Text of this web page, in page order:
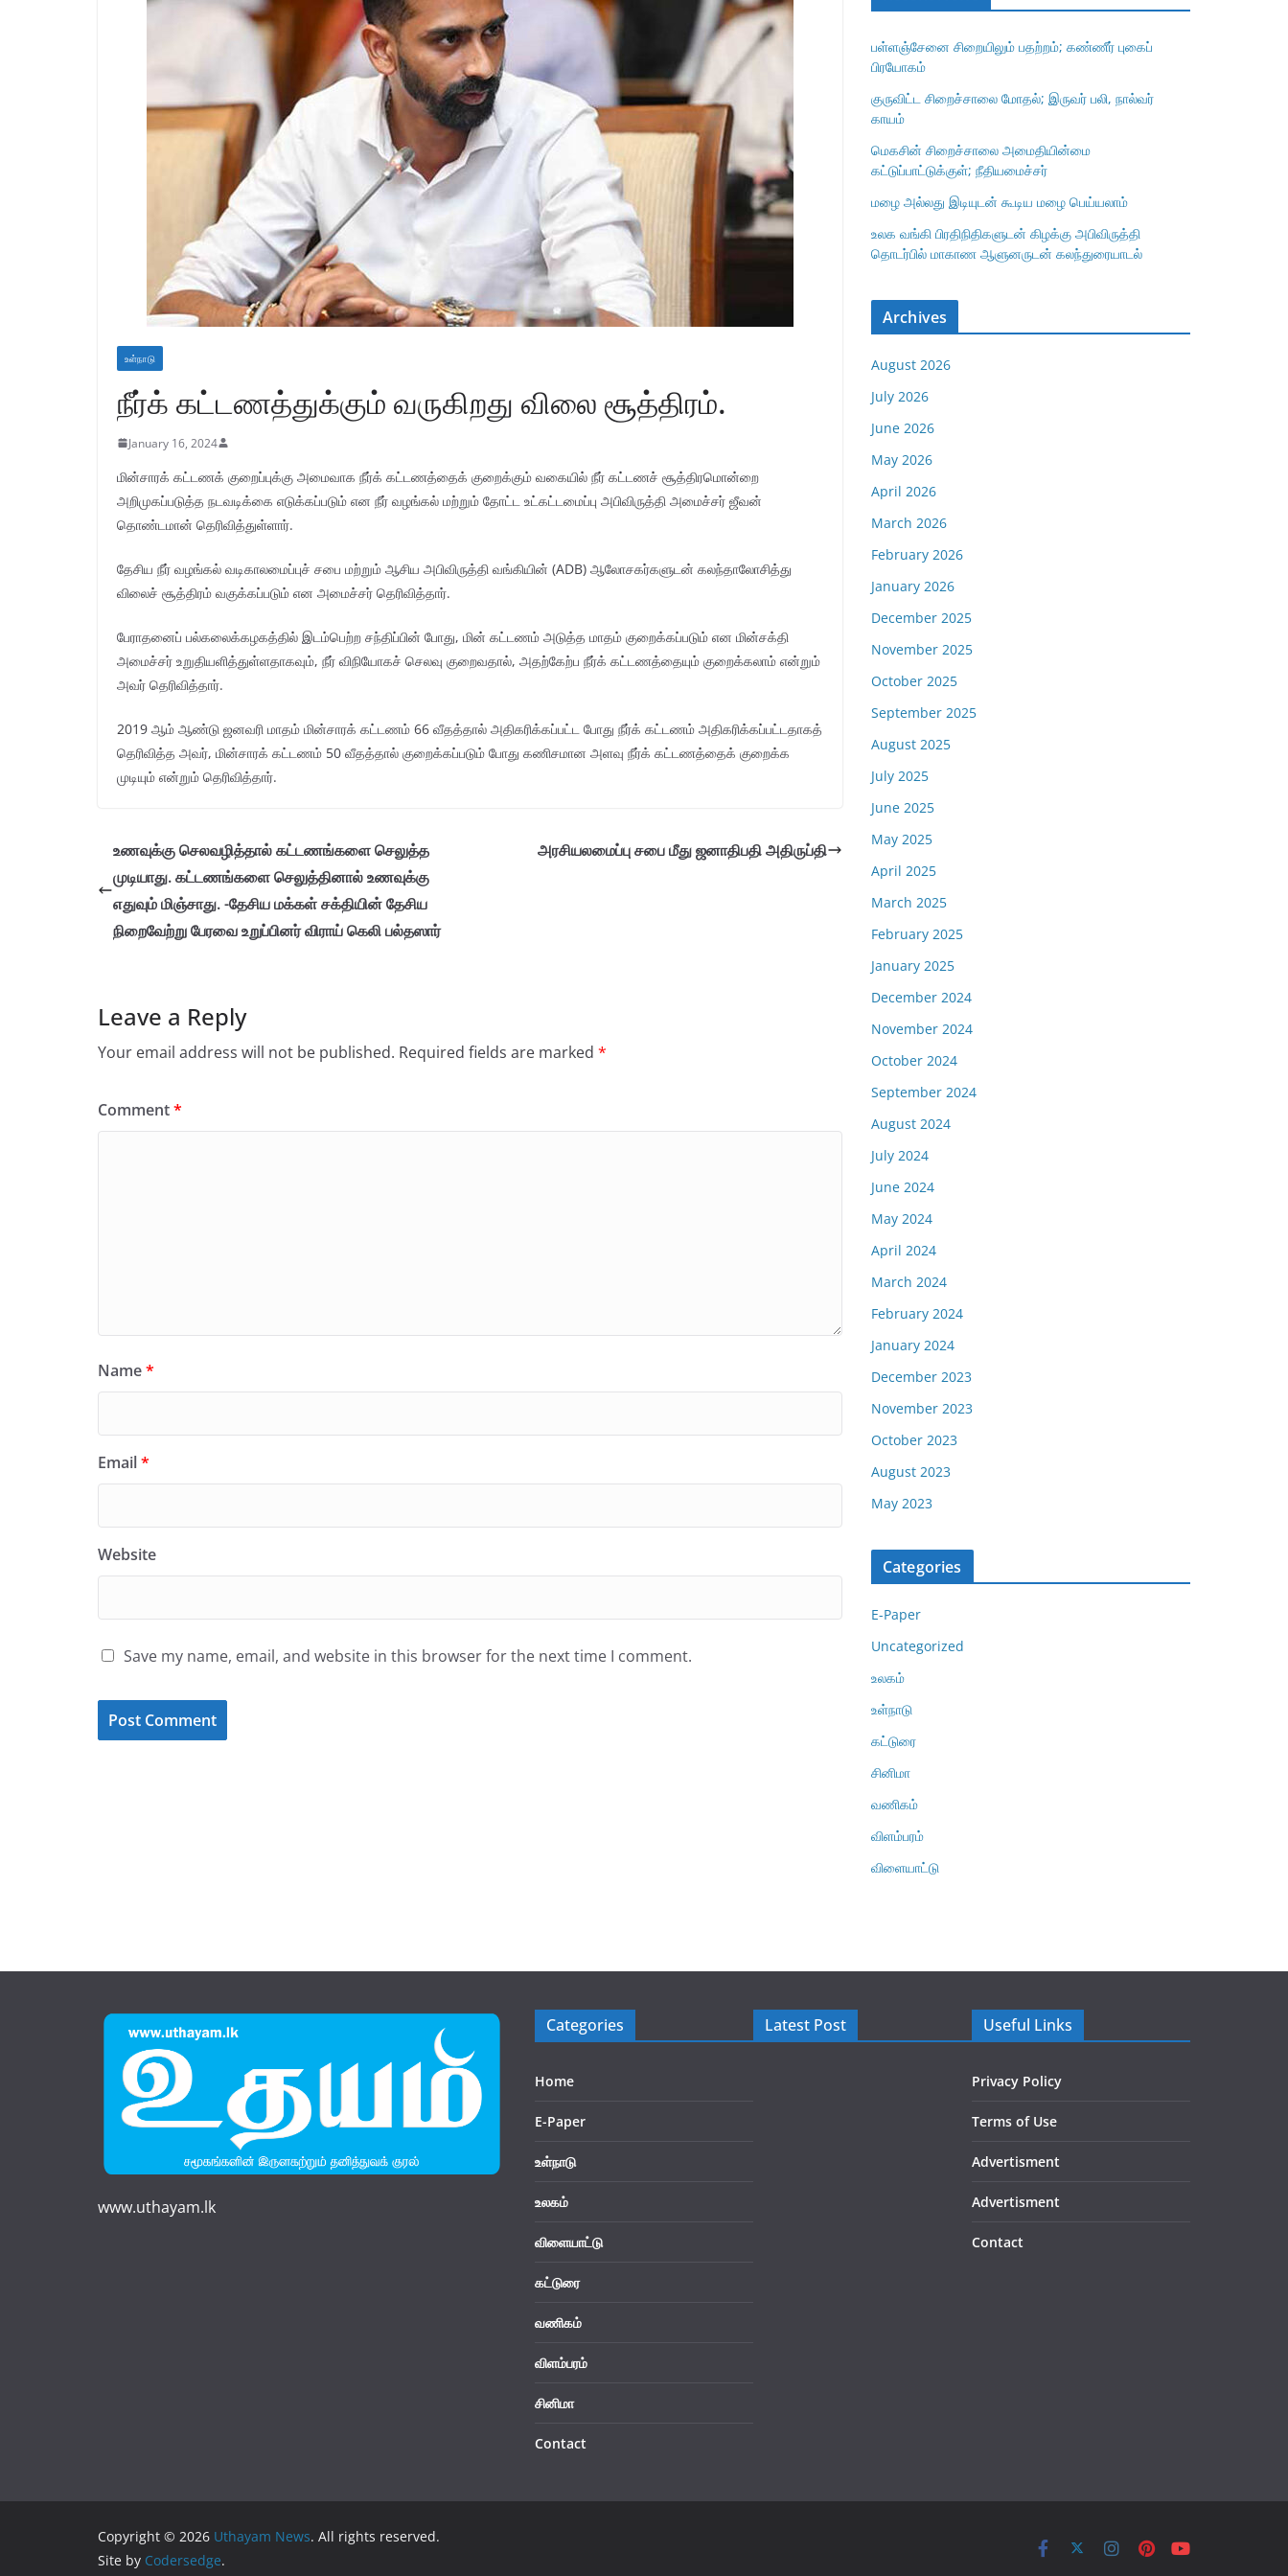
உள்நாடு
நீர்க் கட்டணத்துக்கும் வருகிறது விலை சூத்திரம்.
January 16, 2024
மின்சாரக் கட்டணக் குறைப்புக்கு அமைவாக நீர்க் கட்டணத்தைக் குறைக்கும் வகையில் நீர் கட்டணச் சூத்திரமொன்றை
அறிமுகப்படுத்த நடவடிக்கை எடுக்கப்படும் என நீர் வழங்கல் மற்றும் தோட்ட உட்கட்டமைப்பு அபிவிருத்தி அமைச்சர் ஜீவன்
தொண்டமான் தெரிவித்துள்ளார்.
தேசிய நீர் வழங்கல் வடிகாலமைப்புச் சபை மற்றும் ஆசிய அபிவிருத்தி வங்கியின் (ADB) ஆலோசகர்களுடன் கலந்தாலோசித்து
விலைச் சூத்திரம் வகுக்கப்படும் என அமைச்சர் தெரிவித்தார்.
பேராதனைப் பல்கலைக்கழகத்தில் இடம்பெற்ற சந்திப்பின் போது, ​​மின் கட்டணம் அடுத்த மாதம் குறைக்கப்படும் என மின்சக்தி
அமைச்சர் உறுதியளித்துள்ளதாகவும், நீர் விநியோகச் செலவு குறைவதால், அதற்கேற்ப நீர்க் கட்டணத்தையும் குறைக்கலாம் என்றும்
அவர் தெரிவித்தார்.
2019 ஆம் ஆண்டு ஜனவரி மாதம் மின்சாரக் கட்டணம் 66 வீதத்தால் அதிகரிக்கப்பட்ட போது நீர்க் கட்டணம் அதிகரிக்கப்பட்டதாகத்
தெரிவித்த அவர், மின்சாரக் கட்டணம் 50 வீதத்தால் குறைக்கப்படும் போது கணிசமான அளவு நீர்க் கட்டணத்தைக் குறைக்க
முடியும் என்றும் தெரிவித்தார்.
உணவுக்கு செலவழித்தால் கட்டணங்களை செலுத்த
முடியாது. கட்டணங்களை செலுத்தினால் உணவுக்கு
எதுவும் மிஞ்சாது. -தேசிய மக்கள் சக்தியின் தேசிய
நிறைவேற்று பேரவை உறுப்பினர் விராய் கெலி பல்தஸார்
அரசியலமைப்பு சபை மீது ஜனாதிபதி அதிருப்தி
Leave a Reply
Your email address will not be published. Required fields are marked *
Comment*
Name*
Email*
Website
Save my name, email, and website in this browser for the next time I comment.
பள்ளஞ்சேனை சிறையிலும் பதற்றம்; கண்ணீர் புகைப்
பிரயோகம்
குருவிட்ட சிறைச்சாலை மோதல்; இருவர் பலி, நால்வர்
காயம்
மெகசின் சிறைச்சாலை அமைதியின்மை
கட்டுப்பாட்டுக்குள்; நீதியமைச்சர்
மழை அல்லது இடியுடன் கூடிய மழை பெய்யலாம்
உலக வங்கி பிரதிநிதிகளுடன் கிழக்கு அபிவிருத்தி
தொடர்பில் மாகாண ஆளுனருடன் கலந்துரையாடல்
Archives
August 2026
July 2026
June 2026
May 2026
April 2026
March 2026
February 2026
January 2026
December 2025
November 2025
October 2025
September 2025
August 2025
July 2025
June 2025
May 2025
April 2025
March 2025
February 2025
January 2025
December 2024
November 2024
October 2024
September 2024
August 2024
July 2024
June 2024
May 2024
April 2024
March 2024
February 2024
January 2024
December 2023
November 2023
October 2023
August 2023
May 2023
Categories
E-Paper
Uncategorized
உலகம்
உள்நாடு
கட்டுரை
சினிமா
வணிகம்
விளம்பரம்
விளையாட்டு
www.uthayam.lk
Categories
Home
E-Paper
உள்நாடு
உலகம்
விளையாட்டு
கட்டுரை
வணிகம்
விளம்பரம்
சினிமா
Contact
Latest Post Useful Links
Privacy Policy
Terms of Use
Advertisment
Advertisment
Contact
Copyright © 2026 Uthayam News. All rights reserved.
Site by Codersedge.